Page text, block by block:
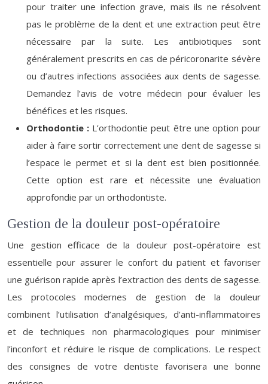
pour traiter une infection grave, mais ils ne résolvent
pas le problème de la dent et une extraction peut être
nécessaire par la suite. Les antibiotiques sont
généralement prescrits en cas de péricoronarite sévère
ou d’autres infections associées aux dents de sagesse.
Demandez l’avis de votre médecin pour évaluer les
bénéfices et les risques.
Orthodontie : L’orthodontie peut être une option pour
aider à faire sortir correctement une dent de sagesse si
l’espace le permet et si la dent est bien positionnée.
Cette option est rare et nécessite une évaluation
approfondie par un orthodontiste.
Gestion de la douleur post-opératoire
Une gestion efficace de la douleur post-opératoire est
essentielle pour assurer le confort du patient et favoriser
une guérison rapide après l’extraction des dents de sagesse.
Les protocoles modernes de gestion de la douleur
combinent l’utilisation d’analgésiques, d’anti-inflammatoires
et de techniques non pharmacologiques pour minimiser
l’inconfort et réduire le risque de complications. Le respect
des consignes de votre dentiste favorisera une bonne